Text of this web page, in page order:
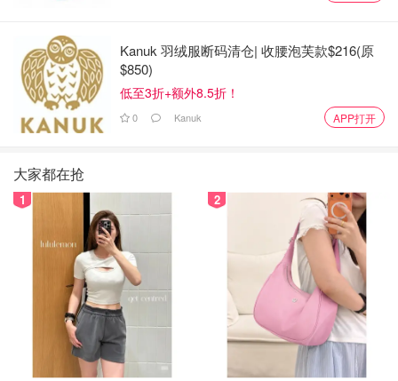
Kanuk 羽绒服断码清仓| 收腰泡芙款$216(原
$850)
低至3折+额外8.5折！
0 Kanuk APP打开
大家都在抢
1 2